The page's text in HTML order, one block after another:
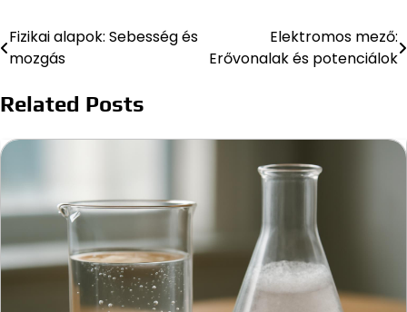
Bejegyzés
navigáció
Fizikai alapok: Sebesség és
mozgás
Elektromos mező:
Erővonalak és potenciálok
Related Posts